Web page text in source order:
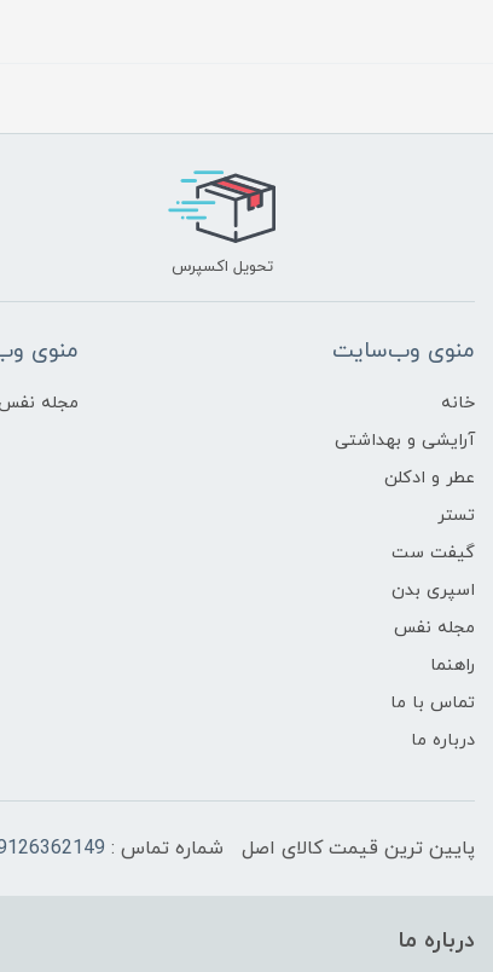
تحویل اکسپرس
منوی وب‌سایت
خانه
آرایشی و بهداشتی
عطر و ادکلن
تستر
گیفت ست
اسپری بدن
مجله نفس
راهنما
تماس با ما
درباره ما
منوی
مجله
پایین ترین قیمت کالای اصل شماره تماس :
درباره ما